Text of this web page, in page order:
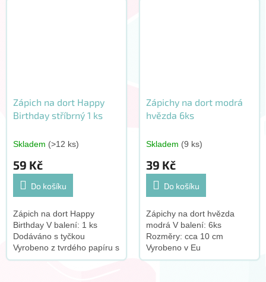
Zápich na dort Happy
Birthday stříbrný 1 ks
Skladem (>12 ks)
59 Kč
Do košíku
Zápich na dort Happy
Birthday V balení: 1 ks
Dodáváno s tyčkou
Vyrobeno z tvrdého papíru s
třpitivým potiskem Rozměr
Zápichy na dort modrá
hvězda 6ks
Skladem (9 ks)
39 Kč
Do košíku
Zápichy na dort hvězda
modrá V balení: 6ks
Rozměry: cca 10 cm
Vyrobeno v Eu